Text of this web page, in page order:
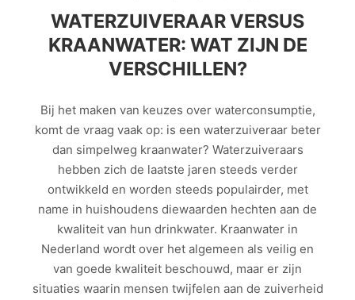
WATERZUIVERAAR VERSUS
KRAANWATER: WAT ZIJN DE
VERSCHILLEN?
Bij het maken van keuzes over waterconsumptie,
komt de vraag vaak op: is een waterzuiveraar beter
dan simpelweg kraanwater? Waterzuiveraars
hebben zich de laatste jaren steeds verder
ontwikkeld en worden steeds populairder, met
name in huishoudens diewaarden hechten aan de
kwaliteit van hun drinkwater. Kraanwater in
Nederland wordt over het algemeen als veilig en
van goede kwaliteit beschouwd, maar er zijn
situaties waarin mensen twijfelen aan de zuiverheid